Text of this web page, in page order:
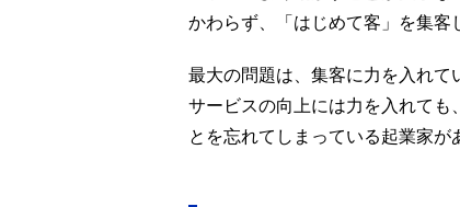
かわらず、「はじめて客」を集客
最大の問題は、集客に力を入れ
サービスの向上には力を入れても
とを忘れてしまっている起業家が